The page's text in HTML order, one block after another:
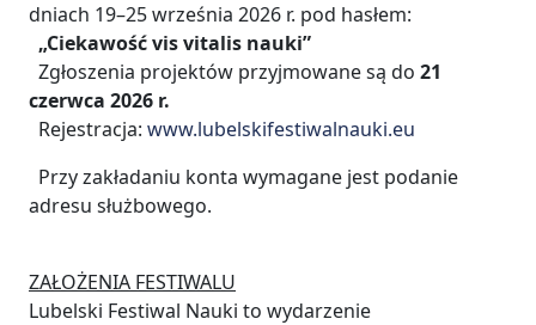
dniach 19–25 września 2026 r. pod hasłem:
„Ciekawość vis vitalis nauki”
Zgłoszenia projektów przyjmowane są do 21
czerwca 2026 r.
Rejestracja: www.lubelskifestiwalnauki.eu
Przy zakładaniu konta wymagane jest podanie
adresu służbowego.
ZAŁOŻENIA FESTIWALU
Lubelski Festiwal Nauki to wydarzenie